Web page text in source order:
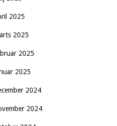
2025
2025
2025
2025
2024
2024